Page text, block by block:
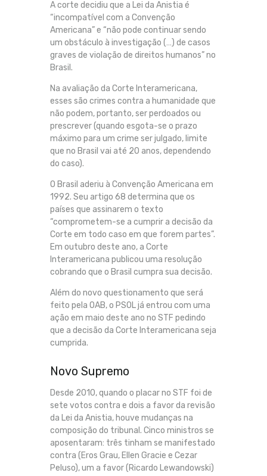
A corte decidiu que a Lei da Anistia é
“incompatível com a Convenção
Americana” e “não pode continuar sendo
um obstáculo à investigação (…) de casos
graves de violação de direitos humanos” no
Brasil.
Na avaliação da Corte Interamericana,
esses são crimes contra a humanidade que
não podem, portanto, ser perdoados ou
prescrever (quando esgota-se o prazo
máximo para um crime ser julgado, limite
que no Brasil vai até 20 anos, dependendo
do caso).
O Brasil aderiu à Convenção Americana em
1992. Seu artigo 68 determina que os
países que assinarem o texto
“comprometem-se a cumprir a decisão da
Corte em todo caso em que forem partes”.
Em outubro deste ano, a Corte
Interamericana publicou uma resolução
cobrando que o Brasil cumpra sua decisão.
Além do novo questionamento que será
feito pela OAB, o PSOL já entrou com uma
ação em maio deste ano no STF pedindo
que a decisão da Corte Interamericana seja
cumprida.
Novo Supremo
Desde 2010, quando o placar no STF foi de
sete votos contra e dois a favor da revisão
da Lei da Anistia, houve mudanças na
composição do tribunal. Cinco ministros se
aposentaram: três tinham se manifestado
contra (Eros Grau, Ellen Gracie e Cezar
Peluso), um a favor (Ricardo Lewandowski)